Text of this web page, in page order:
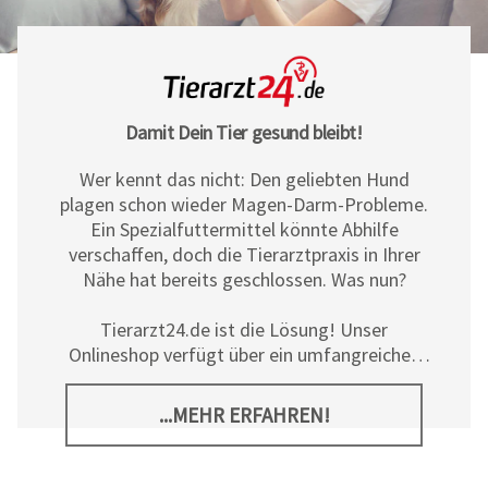
Damit Dein Tier gesund bleibt!
Wer kennt das nicht: Den geliebten Hund
plagen schon wieder Magen-Darm-Probleme.
Ein Spezialfuttermittel könnte Abhilfe
verschaffen, doch die Tierarztpraxis in Ihrer
Nähe hat bereits geschlossen. Was nun?
Tierarzt24.de ist die Lösung! Unser
Onlineshop verfügt über ein umfangreiches
Sortiment an Diät- und
Ergänzungsfuttermitteln, Pflegeprodukten
sowie allerlei tierischem Zubehör für Hunde,
Katzen und Pferde. Neben den hochwertigen
...MEHR ERFAHREN!